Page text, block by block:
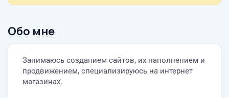
Обо мне
Занимаюсь созданием сайтов, их наполнением и
продвижением, специализируюсь на интернет
магазинах.